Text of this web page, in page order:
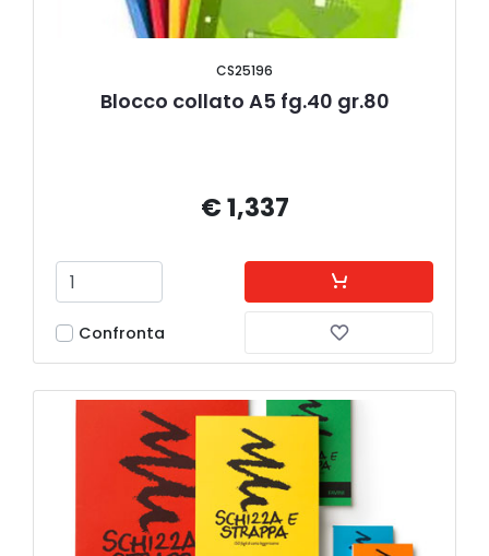
CS25196
Blocco collato A5 fg.40 gr.80
€ 1,337
Confronta